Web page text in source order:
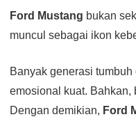
Ford Mustang bukan
muncul sebagai ikon
Banyak generasi
emosional kuat.
Dengan demikian, Ford